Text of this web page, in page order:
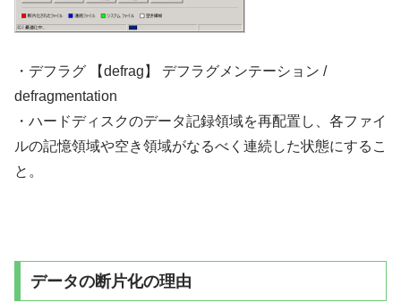
・デフラグ 【defrag】 デフラグメンテーション /
defragmentation
・ハードディスクのデータ記録領域を再配置し、各ファイ
ルの記憶領域や空き領域がなるべく連続した状態にするこ
と。
データの断片化の理由